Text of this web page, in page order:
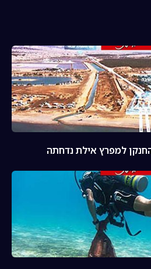
למפרץ אילת נדחתה